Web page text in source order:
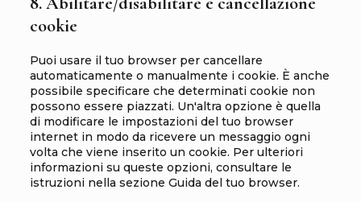
cookie
Puoi usare il tuo browser per cancellare
automaticamente o manualmente i cookie. È anche
possibile specificare che determinati cookie non
possono essere piazzati. Un'altra opzione è quella
di modificare le impostazioni del tuo browser
internet in modo da ricevere un messaggio ogni
volta che viene inserito un cookie. Per ulteriori
informazioni su queste opzioni, consultare le
istruzioni nella sezione Guida del tuo browser.